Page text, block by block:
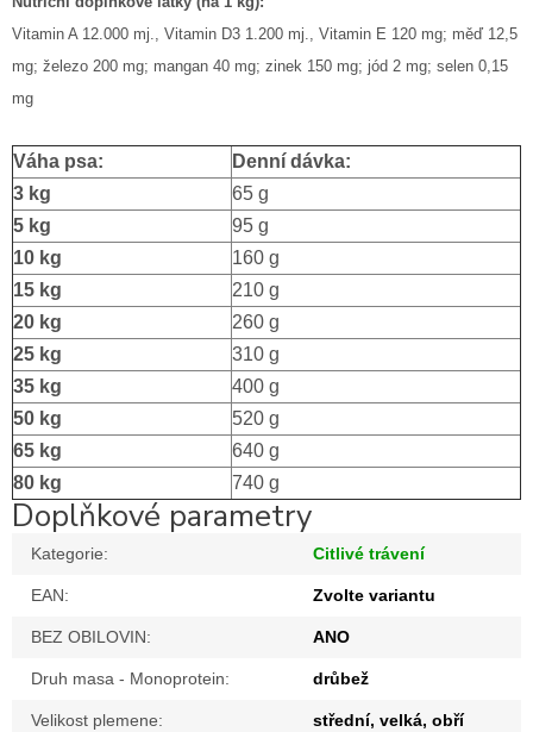
Vitamin A 12.000 mj., Vitamin D3 1.200 mj., Vitamin E 120 mg; měď 12,5
mg; železo 200 mg; mangan 40 mg; zinek 150 mg; jód 2 mg; selen 0,15
mg
Váha psa:
Denní dávka:
3 kg
65 g
5 kg
95 g
10 kg
160 g
15 kg
210 g
20 kg
260 g
25 kg
310 g
35 kg
400 g
50 kg
520 g
65 kg
640 g
80 kg
740 g
Doplňkové parametry
Kategorie: Citlivé trávení
EAN: Zvolte variantu
BEZ OBILOVIN: ANO
Druh masa - Monoprotein: drůbež
Velikost plemene: střední, velká, obří